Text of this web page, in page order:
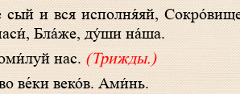
Бла́же, ду́ши на́ша.
нас.(Трижды.)
ве́ки веко́в. Ами́нь.